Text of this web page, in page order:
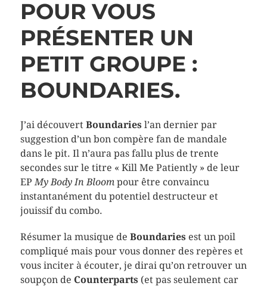
POUR VOUS
PRÉSENTER UN
PETIT GROUPE :
BOUNDARIES.
J’ai découvert Boundariesl’an dernier par
suggestion d’un bon compère fan de mandale
dans le pit. Il n’aura pas fallu plus de trente
secondes sur le titre « Kill Me Patiently » de leur
EPMy Body In Bloompour être convaincu
instantanément du potentiel destructeur et
jouissif du combo.
Résumer la musique de Boundaries est un poil
compliqué mais pour vous donner des repères et
vous inciter à écouter, je dirai qu’on retrouver un
soupçon de Counterparts(et pas seulement car